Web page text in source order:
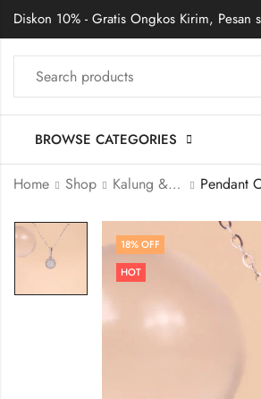
Diskon 10% - Gratis Ongkos Kirim, Pesan
BROWSE CATEGORIES
Home Shop Kalung & Liontin Pendant
18% OFF
HOT